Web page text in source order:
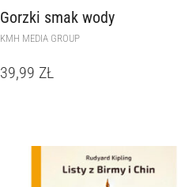
Gorzki smak wody
KMH MEDIA GROUP
39,99 ZŁ